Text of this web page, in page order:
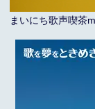
まいにち歌声喫茶